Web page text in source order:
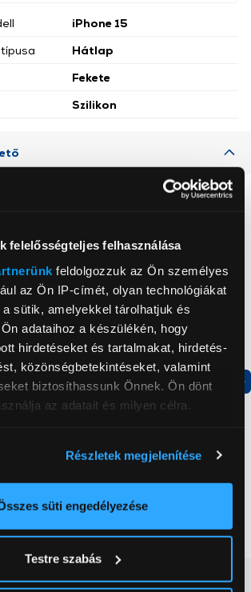
felelősségteljes felhasználása
feldolgozzuk az Ön személyes
az Ön IP-címét, olyan technológiákat
sütik, amelyekkel tárolhatjuk és
adataihoz a készülékén, hogy
hirdetéseket és tartalmakat, hirdetés-
közönségbetekintéseket, valamint
biztosíthassunk Önnek. Ön dönt
az adatait és milyen célra.
pár méteres pontossággal
beazonosítása annak konkrét
meg preferenciáit aRészletek
módosíthatja vagy visszavonhatja a
Részletek megjelenítése
süti engedélyezése
Testre szabás
iPhone 15
Hátlap
Fekete
Szilikon
Termék adatlap
Gorenje N619EAXL4
179 999 Ft
(0)